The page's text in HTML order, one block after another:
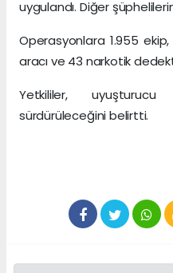
uygulandı. Diğer
Operasyonlara 1.955
aracı ve 43 narkotik
Yetkililer,
sürdürüleceğini belirtti.